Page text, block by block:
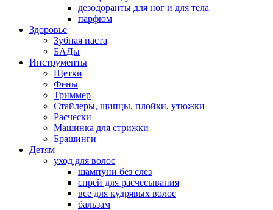
дезодоранты для ног и для тела
парфюм
Здоровье
Зубная паста
БАДы
Инструменты
Щетки
Фены
Триммер
Стайлеры, щипцы, плойки, утюжки
Расчески
Машинка для стрижки
Брашинги
Детям
уход для волос
шампуни без слез
спрей для расчесывания
все для кудрявых волос
бальзам